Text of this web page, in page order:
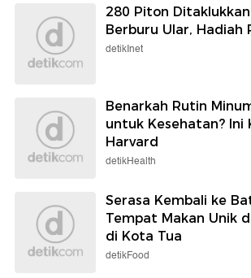
280 Piton
Berburu Ular, Hadiah
detikInet
Benarkah Rutin
untuk Kesehatan? Ini
Harvard
detikHealth
Serasa Kembali ke
Tempat Makan Unik
di Kota Tua
detikFood